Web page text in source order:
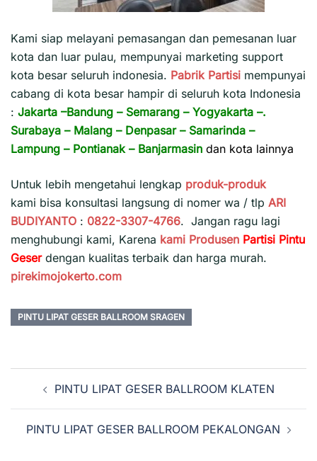
Kami siap melayani pemasangan dan pemesanan luar
kota dan luar pulau, mempunyai marketing support
kota besar seluruh indonesia. Pabrik Partisi mempunyai
cabang di kota besar hampir di seluruh kota Indonesia
: Jakarta –Bandung – Semarang – Yogyakarta –.
Surabaya – Malang – Denpasar– Samarinda –
Lampung – Pontianak – Banjarmasin dan kota lainnya
Untuk lebih mengetahui lengkap produk-produk
kami bisa konsultasi langsung di nomer wa / tlp ARI
BUDIYANTO : 0822-3307-4766. Jangan ragu lagi
menghubungi kami, Karena kami Produsen Partisi Pintu
Geser dengan kualitas terbaik dan harga murah.
pirekimojokerto.com
PINTU LIPAT GESER BALLROOM SRAGEN
Navigasi
TulisanPINTU LIPAT GESER BALLROOM KLATEN
PINTU LIPAT GESER BALLROOM PEKALONGAN